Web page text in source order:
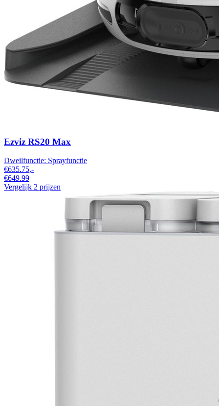
Ezviz RS20 Max
Dweilfunctie: Sprayfunctie
€635.75,-
€649.99
Vergelijk 2 prijzen